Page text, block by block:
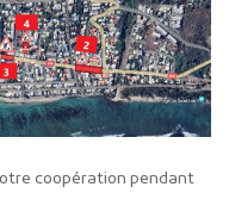
coopération pendant